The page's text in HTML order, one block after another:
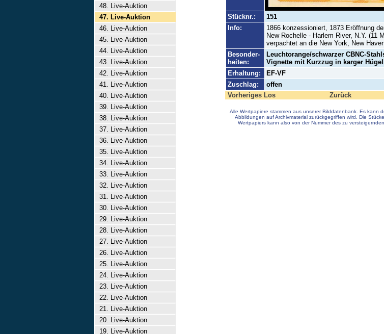
48. Live-Auktion
47. Live-Auktion
46. Live-Auktion
45. Live-Auktion
44. Live-Auktion
43. Live-Auktion
42. Live-Auktion
41. Live-Auktion
40. Live-Auktion
39. Live-Auktion
38. Live-Auktion
37. Live-Auktion
36. Live-Auktion
35. Live-Auktion
34. Live-Auktion
33. Live-Auktion
32. Live-Auktion
31. Live-Auktion
30. Live-Auktion
29. Live-Auktion
28. Live-Auktion
27. Live-Auktion
26. Live-Auktion
25. Live-Auktion
24. Live-Auktion
23. Live-Auktion
22. Live-Auktion
21. Live-Auktion
20. Live-Auktion
19. Live-Auktion
Stücknr.:
151
Info:
1866 konzessioniert, 1873 Eröffnung
New Rochelle - Harlem River, N.Y. (11
verpachtet an die New York, New
Besonder-
heiten:
Leuchtorange/schwarzer CBNC-
Vignette mit Kurzzug in karger
Erhaltung:
EF-VF
Zuschlag:
offen
Vorheriges Los
Zurück
Alle Wertpapiere stammen aus unserer Bilddatenbank. Es kann
Abbildungen auf Archivmaterial zurückgegriffen wird. Die
Wertpapiers kann also von der Nummer des zu